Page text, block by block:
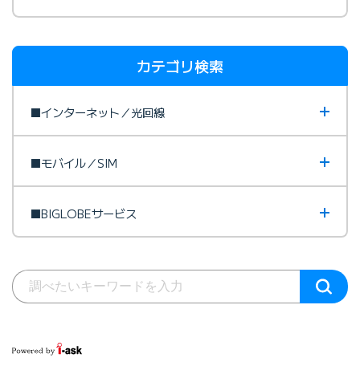
カテゴリ検索
■インターネット／光回線
■モバイル／SIM
■BIGLOBEサービス